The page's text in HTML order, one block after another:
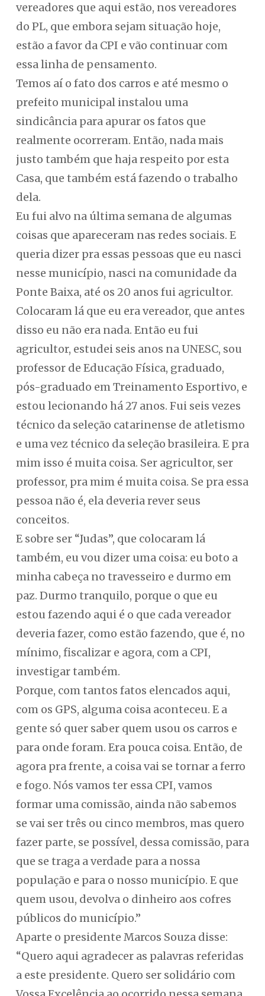
vereadores que aqui estão, nos vereadores
do PL, que embora sejam situação hoje,
estão a favor da CPI e vão continuar com
essa linha de pensamento.
Temos aí o fato dos carros e até mesmo o
prefeito municipal instalou uma
sindicância para apurar os fatos que
realmente ocorreram. Então, nada mais
justo também que haja respeito por esta
Casa, que também está fazendo o trabalho
dela.
Eu fui alvo na última semana de algumas
coisas que apareceram nas redes sociais. E
queria dizer pra essas pessoas que eu nasci
nesse município, nasci na comunidade da
Ponte Baixa, até os 20 anos fui agricultor.
Colocaram lá que eu era vereador, que antes
disso eu não era nada. Então eu fui
agricultor, estudei seis anos na UNESC, sou
professor de Educação Física, graduado,
pós-graduado em Treinamento Esportivo, e
estou lecionando há 27 anos. Fui seis vezes
técnico da seleção catarinense de atletismo
e uma vez técnico da seleção brasileira. E pra
mim isso é muita coisa. Ser agricultor, ser
professor, pra mim é muita coisa. Se pra essa
pessoa não é, ela deveria rever seus
conceitos.
E sobre ser “Judas”, que colocaram lá
também, eu vou dizer uma coisa: eu boto a
minha cabeça no travesseiro e durmo em
paz. Durmo tranquilo, porque o que eu
estou fazendo aqui é o que cada vereador
deveria fazer, como estão fazendo, que é, no
mínimo, fiscalizar e agora, com a CPI,
investigar também.
Porque, com tantos fatos elencados aqui,
com os GPS, alguma coisa aconteceu. E a
gente só quer saber quem usou os carros e
para onde foram. Era pouca coisa. Então, de
agora pra frente, a coisa vai se tornar a ferro
e fogo. Nós vamos ter essa CPI, vamos
formar uma comissão, ainda não sabemos
se vai ser três ou cinco membros, mas quero
fazer parte, se possível, dessa comissão, para
que se traga a verdade para a nossa
população e para o nosso município. E que
quem usou, devolva o dinheiro aos cofres
públicos do município.”
Aparte o presidente Marcos Souza disse:
“Quero aqui agradecer as palavras referidas
a este presidente. Quero ser solidário com